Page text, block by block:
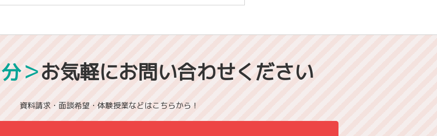
＞お気軽にお問い合わせください
資料請求・面談希望・体験授業などはこちらから！